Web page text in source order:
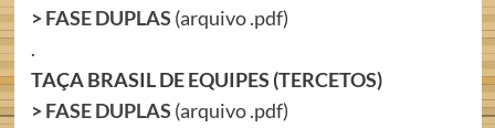
> FASE DUPLAS (arquivo .pdf)
.
TAÇA BRASIL DE EQUIPES (TERCETOS)
> FASE DUPLAS (arquivo .pdf)